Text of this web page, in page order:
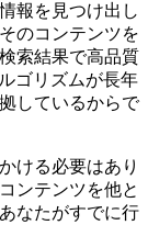
報を見つけ出し
のコンテンツを
索結果で高品質
ゴリズムが長年
しているからで
ける必要はあり
ンテンツを他と
なたがすでに行